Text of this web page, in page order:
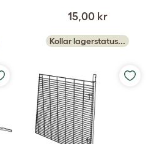
15,00 kr
Kollar lagerstatus...